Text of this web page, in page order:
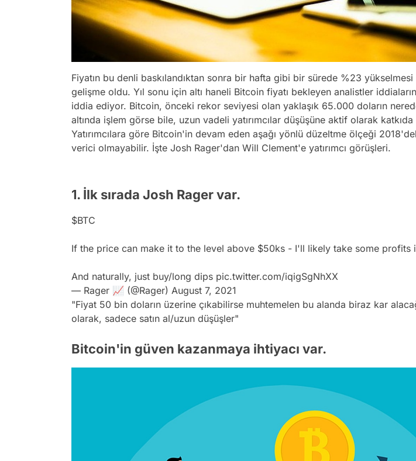
Fiyatın bu denli baskılandıktan sonra bir hafta gibi bir sürede %23 yükselmesi
gelişme oldu. Yıl sonu için altı haneli Bitcoin fiyatı bekleyen analistler
iddia ediyor. Bitcoin, önceki rekor seviyesi olan yaklaşık 65.000 doların
altında işlem görse bile, uzun vadeli yatırımcılar düşüşüne aktif olarak katkıda
Yatırımcılara göre Bitcoin'in devam eden aşağı yönlü düzeltme ölçeği
verici olmayabilir. İşte Josh Rager'dan Will Clement'e yatırımcı görüşleri.
1. İlk sırada Josh Rager var.
$BTC
If the price can make it to the level above $50ks - I'll likely take some profits
And naturally, just buy/long dips pic.twitter.com/iqigSgNhXX
— Rager 📈 (@Rager) August 7, 2021
"Fiyat 50 bin doların üzerine çıkabilirse muhtemelen bu alanda biraz kar
olarak, sadece satın al/uzun düşüşler"
Bitcoin'in güven kazanmaya ihtiyacı var.